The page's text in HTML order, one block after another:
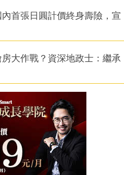
首張日圓計價終身壽險，宣
大作戰？資深地政士：繼承